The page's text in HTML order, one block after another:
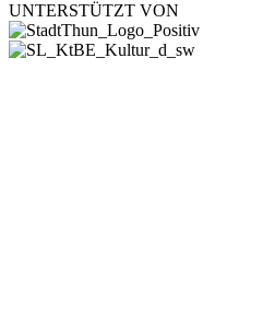
UNTERSTÜTZT VON